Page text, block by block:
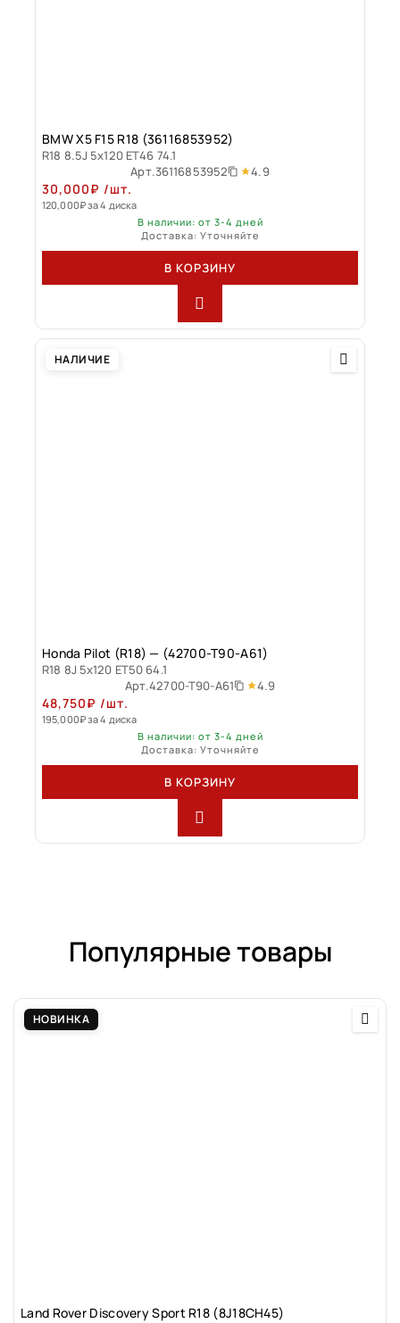
BMW X5 F15 R18 (36116853952)
R18 8.5J 5x120 ET46 74.1
Арт.36116853952 4.9
30,000₽ /шт.
120,000₽за 4 диска
В наличии: от 3-4 дней
Доставка: Уточняйте
В КОРЗИНУ
НАЛИЧИЕ
Honda Pilot (R18) — (42700-T90-A61)
R18 8J 5x120 ET50 64.1
Арт.42700-T90-A61 4.9
48,750₽ /шт.
195,000₽за 4 диска
В наличии: от 3-4 дней
Доставка: Уточняйте
В КОРЗИНУ
Популярные товары
НОВИНКА
Land Rover Discovery Sport R18 (8J18CH45)